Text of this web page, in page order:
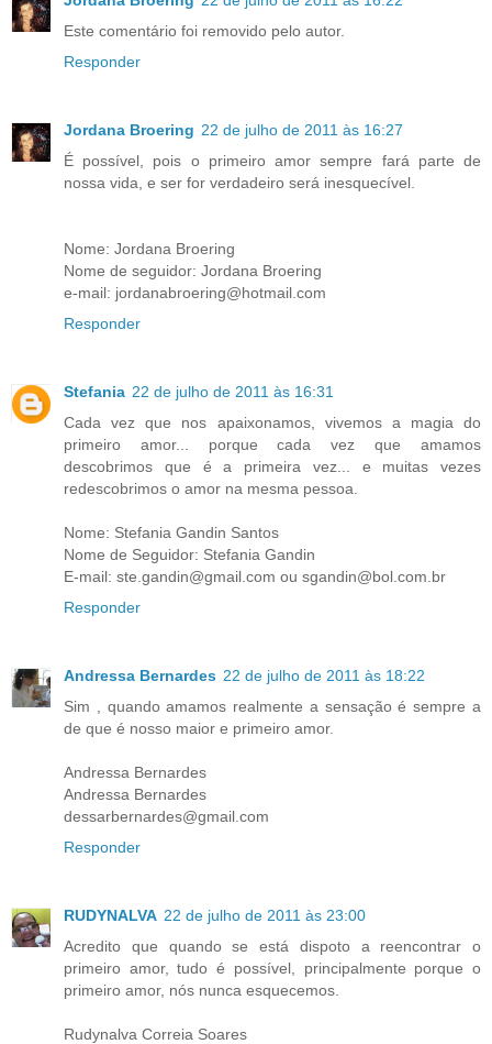
Este comentário foi removido pelo autor.
Responder
Jordana Broering 22 de julho de 2011 às 16:27
É possível, pois o primeiro amor sempre fará parte de
nossa vida, e ser for verdadeiro será inesquecível.
Nome: Jordana Broering
Nome de seguidor: Jordana Broering
e-mail: jordanabroering@hotmail.com
Responder
Stefania 22 de julho de 2011 às 16:31
Cada vez que nos apaixonamos, vivemos a magia do
primeiro amor... porque cada vez que amamos
descobrimos que é a primeira vez... e muitas vezes
redescobrimos o amor na mesma pessoa.
Nome: Stefania Gandin Santos
Nome de Seguidor: Stefania Gandin
E-mail: ste.gandin@gmail.com ou sgandin@bol.com.br
Responder
Andressa Bernardes 22 de julho de 2011 às 18:22
Sim , quando amamos realmente a sensação é sempre a
de que é nosso maior e primeiro amor.
Andressa Bernardes
Andressa Bernardes
dessarbernardes@gmail.com
Responder
RUDYNALVA 22 de julho de 2011 às 23:00
Acredito que quando se está dispoto a reencontrar o
primeiro amor, tudo é possível, principalmente porque o
primeiro amor, nós nunca esquecemos.
Rudynalva Correia Soares